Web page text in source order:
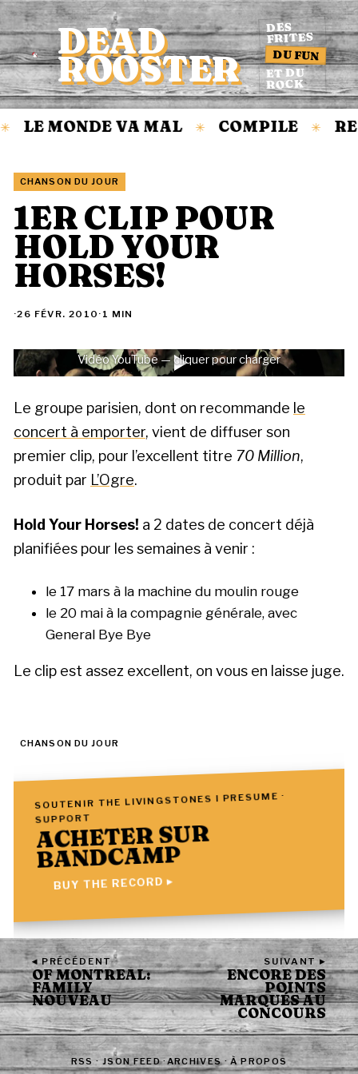
Accueil
DEAD
ROOSTER
DES
FRITES
DU FUN
ET DU
ROCK
LE MONDE VA MAL ✳ COMPILE ✳
CHANSON DU JOUR
1ER CLIP POUR
HOLD YOUR
HORSES!
·26 FÉVR. 2010 · 1 MIN
Vidéo YouTube — cliquer pour charger
Le groupe parisien, dont on recommande le
concert à emporter, vient de diffuser son
premier clip, pour l’excellent titre 70 Million,
produit par L’Ogre.
Hold Your Horses! a 2 dates de concert déjà
planifiées pour les semaines à venir :
le 17 mars à la machine du moulin rouge
le 20 mai à la compagnie générale, avec
General Bye Bye
Le clip est assez excellent, on vous en laisse juge.
CHANSON DU JOUR
SOUTENIR THE LIVINGSTONES I PRESUME ·
SUPPORT
ACHETER SUR
BANDCAMP
BUY THE RECORD ▸
◂ PRÉCÉDENT
OF MONTREAL:
FAMILY
NOUVEAU
SUIVANT ▸
ENCORE DES
POINTS
MARQUÉS AU
CONCOURS
RSS·JSON FEED·ARCHIVES·À PROPOS